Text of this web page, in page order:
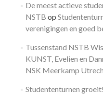
De meest actieve
NSTB op
verenigingen en goed
Tussenstand NSTB
KUNST, Evelien en
NSK Meerkamp
Studententurnen